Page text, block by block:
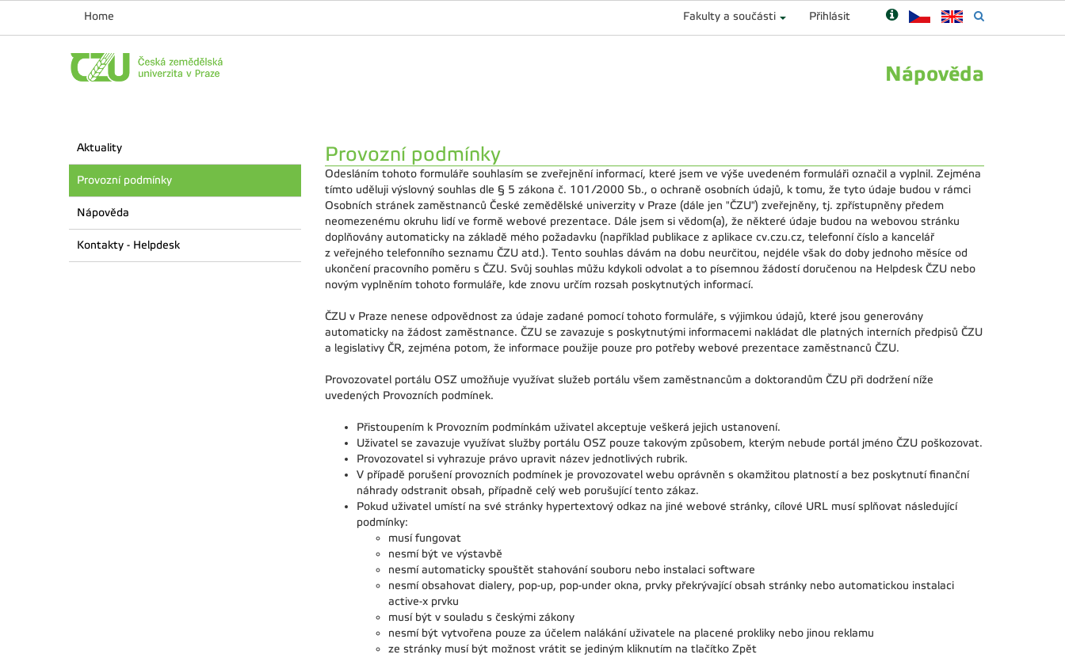
Home Fakulty a součásti Přihlásit
Nápověda
Aktuality
Provozní podmínky
Nápověda
Kontakty - Helpdesk
Provozní podmínky
Odesláním tohoto formuláře souhlasím se zveřejnění informací, které jsem ve výše uvedeném formuláři označil a vyplnil. Zejména
tímto uděluji výslovný souhlas dle § 5 zákona č. 101/2000 Sb., o ochraně osobních údajů, k tomu, že tyto údaje budou v rámci
Osobních stránek zaměstnanců České zemědělské univerzity v Praze (dále jen "ČZU") zveřejněny, tj. zpřístupněny předem
neomezenému okruhu lidí ve formě webové prezentace. Dále jsem si vědom(a), že některé údaje budou na webovou stránku
doplňovány automaticky na základě mého požadavku (například publikace z aplikace cv.czu.cz, telefonní číslo a kancelář
z veřejného telefonního seznamu ČZU atd.). Tento souhlas dávám na dobu neurčitou, nejdéle však do doby jednoho měsíce od
ukončení pracovního poměru s ČZU. Svůj souhlas můžu kdykoli odvolat a to písemnou žádostí doručenou na Helpdesk ČZU nebo
novým vyplněním tohoto formuláře, kde znovu určím rozsah poskytnutých informací.
ČZU v Praze nenese odpovědnost za údaje zadané pomocí tohoto formuláře, s výjimkou údajů, které jsou generovány
automaticky na žádost zaměstnance. ČZU se zavazuje s poskytnutými informacemi nakládat dle platných interních předpisů ČZU
a legislativy ČR, zejména potom, že informace použije pouze pro potřeby webové prezentace zaměstnanců ČZU.
Provozovatel portálu OSZ umožňuje využívat služeb portálu všem zaměstnancům a doktorandům ČZU při dodržení níže
uvedených Provozních podmínek.
Přistoupením k Provozním podmínkám uživatel akceptuje veškerá jejich ustanovení.
Uživatel se zavazuje využívat služby portálu OSZ pouze takovým způsobem, kterým nebude portál jméno ČZU poškozovat.
Provozovatel si vyhrazuje právo upravit název jednotlivých rubrik.
V případě porušení provozních podmínek je provozovatel webu oprávněn s okamžitou platností a bez poskytnutí finanční
náhrady odstranit obsah, případně celý web porušující tento zákaz.
Pokud uživatel umístí na své stránky hypertextový odkaz na jiné webové stránky, cílové URL musí splňovat následující
podmínky:
musí fungovat
nesmí být ve výstavbě
nesmí automaticky spouštět stahování souboru nebo instalaci software
nesmí obsahovat dialery, pop-up, pop-under okna, prvky překrývající obsah stránky nebo automatickou instalaci
active-x prvku
musí být v souladu s českými zákony
nesmí být vytvořena pouze za účelem nalákání uživatele na placené prokliky nebo jinou reklamu
ze stránky musí být možnost vrátit se jediným kliknutím na tlačítko Zpět